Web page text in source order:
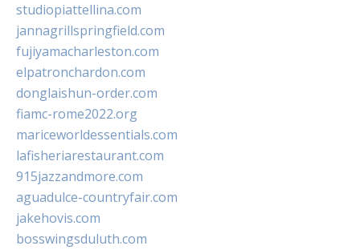
studiopiattellina.com
jannagrillspringfield.com
fujiyamacharleston.com
elpatronchardon.com
donglaishun-order.com
fiamc-rome2022.org
mariceworldessentials.com
lafisheriarestaurant.com
915jazzandmore.com
aguadulce-countryfair.com
jakehovis.com
bosswingsduluth.com